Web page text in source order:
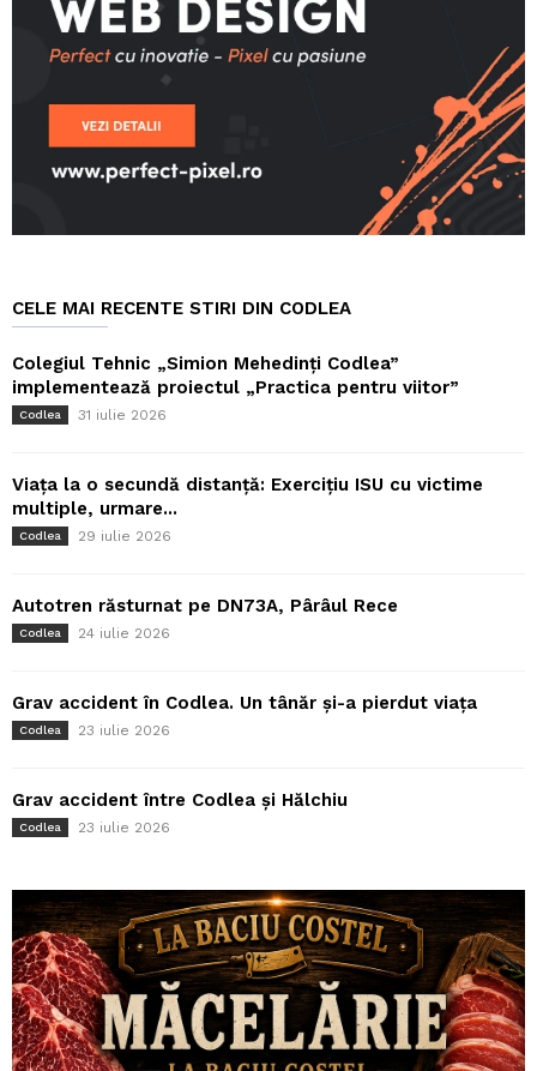
CELE MAI RECENTE STIRI DIN CODLEA
Colegiul Tehnic „Simion Mehedinți Codlea”
implementează proiectul „Practica pentru viitor”
Codlea 31 iulie 2026
Viața la o secundă distanță: Exercițiu ISU cu victime
multiple, urmare...
Codlea 29 iulie 2026
Autotren răsturnat pe DN73A, Pârâul Rece
Codlea 24 iulie 2026
Grav accident în Codlea. Un tânăr și-a pierdut viața
Codlea 23 iulie 2026
Grav accident între Codlea și Hălchiu
Codlea 23 iulie 2026